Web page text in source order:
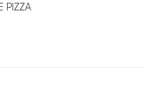
PIZZA